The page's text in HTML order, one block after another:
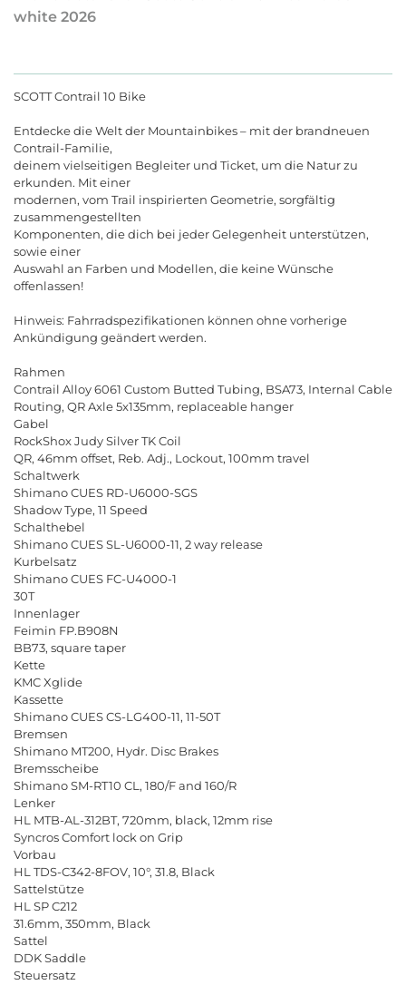
white 2026
SCOTT Contrail 10 Bike
Entdecke die Welt der Mountainbikes– mitder brandneuen
Contrail-Familie,
deinem vielseitigen Begleiter und Ticket, um die Naturzu
erkunden. Miteiner
modernen, vom Trail inspirierten Geometrie, sorgfältig
zusammengestellten
Komponenten, diedich bei jederGelegenheit unterstützen,
sowieeiner
Auswahl an Farben und Modellen, die keineWünsche
offenlassen!
Hinweis: Fahrradspezifikationen können ohnevorherige
Ankündigung geändertwerden.
Rahmen
Contrail Alloy6061 Custom Butted Tubing, BSA73, Internal Cable
Routing, QRAxle5x135mm, replaceable hanger
Gabel
RockShoxJudySilverTKCoil
QR, 46mm offset, Reb. Adj., Lockout, 100mm travel
Schaltwerk
ShimanoCUES RD-U6000-SGS
ShadowType, 11 Speed
Schalthebel
ShimanoCUESSL -U6000-11, 2way release
Kurbelsatz
ShimanoCUES FC-U4000-1
30T
Innenlager
Feimin FP.B908N
BB73, squaretaper
Kette
KMCXglide
Kassette
ShimanoCUESCS-LG400-11, 11-50T
Bremsen
Shimano MT200, Hydr. Disc Brakes
Bremsscheibe
ShimanoSM-RT10 CL , 180/Fand 160/R
Lenker
HL MTB-AL -312BT, 720mm, black, 12mm rise
SyncrosComfort lock on Grip
Vorbau
HL TDS-C342-8FOV, 10°, 31.8, Black
Sattelstütze
HL SPC212
31.6mm, 350mm, Black
Sattel
DDKSaddle
Steuersatz